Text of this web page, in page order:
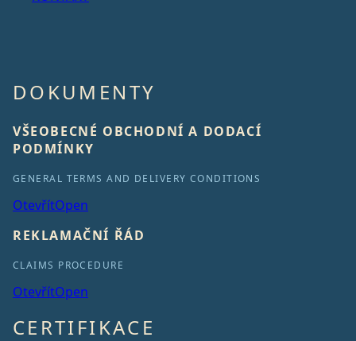
DOKUMENTY
VŠEOBECNÉ OBCHODNÍ A DODACÍ
PODMÍNKY
GENERAL TERMS AND DELIVERY CONDITIONS
OtevřítOpen
REKLAMAČNÍ ŘÁD
CLAIMS PROCEDURE
OtevřítOpen
CERTIFIKACE